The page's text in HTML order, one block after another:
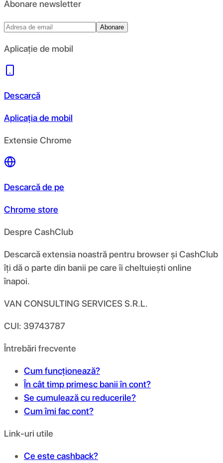
Abonare newsletter
Abonare
Aplicație de mobil
Descarcă
Aplicația de mobil
Extensie Chrome
Descarcă de pe
Chrome store
Despre CashClub
Descarcă extensia noastră pentru browser și CashClub
îți dă o parte din banii pe care îi cheltuiești online
înapoi.
VAN CONSULTING SERVICES S.R.L.
CUI: 39743787
Întrebări frecvente
Cum funcționează?
În cât timp primesc banii în cont?
Se cumulează cu reducerile?
Cum îmi fac cont?
Link-uri utile
Ce este cashback?